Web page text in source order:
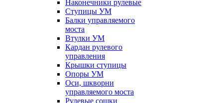
Наконечники рулевые
Ступицы УМ
Балки управляемого
моста
Втулки УМ
Кардан рулевого
управления
Крышки ступицы
Опоры УМ
Оси, шкворни
управляемого моста
Рулевые сошки